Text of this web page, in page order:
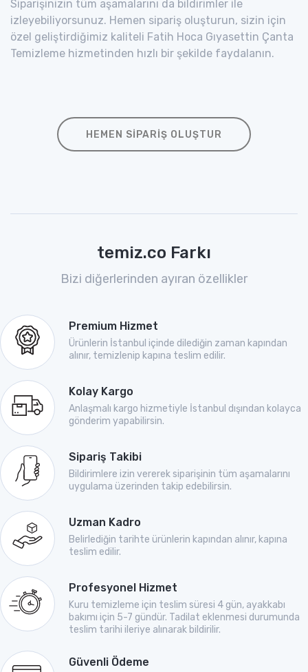
Siparişinizin tüm aşamalarını da bildirimler ile
izleyebiliyorsunuz. Hemen sipariş oluşturun, sizin için
özel geliştirdiğimiz kaliteli Fatih Hoca Gıyasettin Çanta
Temizleme hizmetinden hızlı bir şekilde faydalanın.
HEMEN SIPARIŞ OLUŞTUR
temiz.co Farkı
Bizi diğerlerinden ayıran özellikler
Premium Hizmet
Ürünlerin İstanbul içinde dilediğin zaman kapından
alınır, temizlenip kapına teslim edilir.
Kolay Kargo
Anlaşmalı kargo hizmetiyle İstanbul dışından kolayca
gönderim yapabilirsin.
Sipariş Takibi
Bildirimlere izin vererek siparişinin tüm aşamalarını
uygulama üzerinden takip edebilirsin.
Uzman Kadro
Belirlediğin tarihte ürünlerin kapından alınır, kapına
teslim edilir.
Profesyonel Hizmet
Kuru temizleme için teslim süresi 4 gün, ayakkabı
bakımı için 5-7 gündür. Tadilat eklenmesi durumunda
teslim tarihi ileriye alınarak bildirilir.
Güvenli Ödeme